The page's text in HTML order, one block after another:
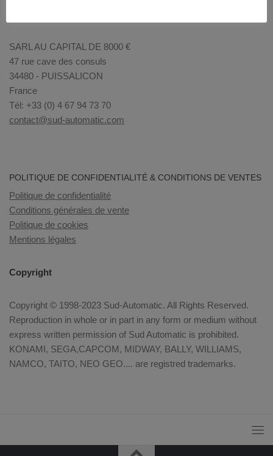
SARL AU CAPITAL DE 8000 €
47 rue cave des consuls
34480 - PUISSALICON
France
Tél: +33 (0) 4 67 94 73 70
contact@sud-automatic.com
POLITIQUE DE CONFIDENTIALITÉ & CONDITIONS DE VENTES
Politique de confidentialité
Conditions générales de vente
Politique de cookies
Mentions légales
Copyright
Copyright © 1998-2023 Sud-Automatic. All Rights Reserved.
Reproduction in whole or in part in any form or medium without
express written permission of Sud Automatic is prohibited.
KONAMI, SEGA,CAPCOM, MIDWAY, BALLY, WILLIAMS,
NAMCO, TAITO, NEO GEO.... are registred trademarks.